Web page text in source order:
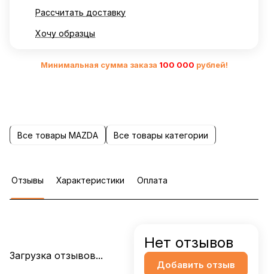
Рассчитать доставку
Хочу образцы
Минимальная сумма заказа 100 000 рублей!
Все товары MAZDA Все товары категории
Отзывы Характеристики Оплата
Загрузка отзывов...
Нет отзывов
Добавить отзыв